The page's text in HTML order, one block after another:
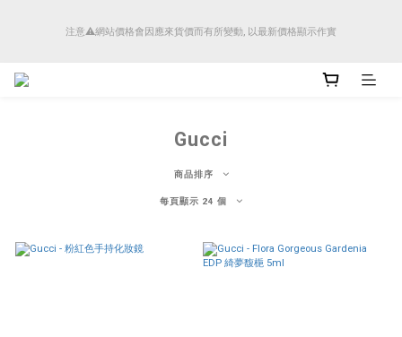
注意⚠️網站價格會因應來貨價而有所變動, 以最新價格顯示作實
順豐香港將於4月14日起減少SMS短訊發送, 所有快件自取訊息通知將全部改為透過官
Gucci
商品排序
每頁顯示 24 個